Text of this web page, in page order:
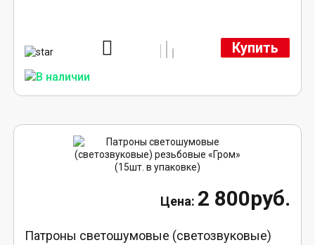
Купить
2 800руб.
Патроны светошумовые (светозвуковые)